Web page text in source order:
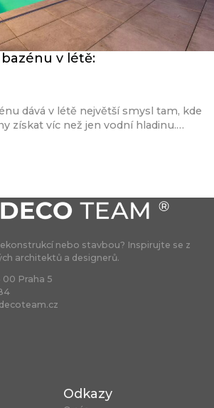
v létě:
dává v létě největší smysl tam, kde
získat víc než jen vodní hladinu.…
nebo stavbou? Inspirujte se z
architektů a designerů.
00 Praha 5
Odkazy